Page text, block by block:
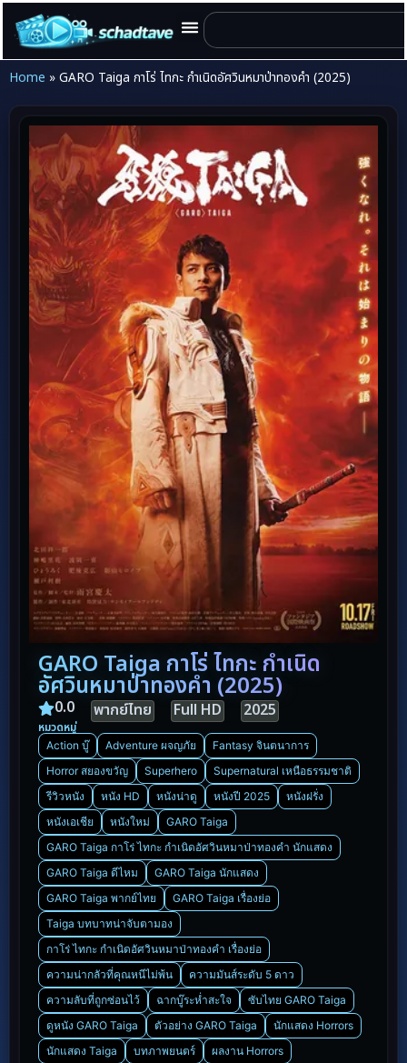
Home » GARO Taiga กาโร่ ไทกะ กำเนิดอัศวินหมาป่าทองคำ (2025)
GARO Taiga กาโร่ ไทกะ กำเนิด
อัศวินหมาป่าทองคำ (2025)
0.0 พากย์ไทย Full HD 2025
หมวดหมู่
Action บู๊ Adventure ผจญภัย
Fantasy จินตนาการ
Horror สยองขวัญ
Superhero
Supernatural เหนือธรรมชาติ
รีวิวหนัง
หนัง HD หนังน่าดู หนังปี 2025
หนังฝรั่ง
หนังเอเชีย
หนังใหม่
GARO Taiga
GARO Taiga กาโร่ ไทกะ กำเนิดอัศวินหมาป่าทองคำ นักแสดง
GARO Taiga ดีไหม
GARO Taiga นักแสดง
GARO Taiga พากย์ไทย
GARO Taiga เรื่องย่อ
Taiga บทบาทน่าจับตามอง
กาโร่ ไทกะ กำเนิดอัศวินหมาป่าทองคำ เรื่องย่อ
ความน่ากลัวที่คุณหนีไม่พ้น
ความมันส์ระดับ 5 ดาว
ความลับที่ถูกซ่อนไว้
ฉากบู๊ระห่ำสะใจ
ซับไทย GARO Taiga
ดูหนัง GARO Taiga
ตัวอย่าง GARO Taiga
นักแสดง Horrors
นักแสดง Taiga
บทภาพยนตร์
ผลงาน Horrors